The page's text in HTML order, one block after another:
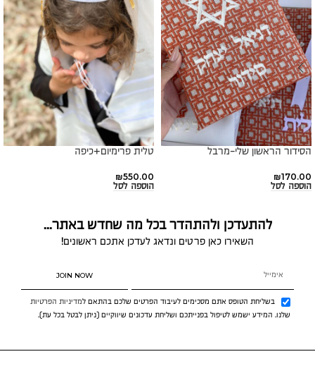
הסידור הראשון שלי-מרבל
₪170.00
הוספה לסל
טלית פרימיום+כיפה
₪550.00
הוספה לסל
להתעדכן ולהתהדר בכל מה שחדש באתר...
השאירו כאן פרטים ונדאג לעדכן אתכם ראשונים!
בשליחת הטופס אתם מסכימים לעיבוד הפרטים שלכם בהתאם למדיניות הפרטיות
שלנו. המידע ישמש לטיפול בפנייתכם ושליחת עדכונים שיווקיים (ניתן לבטל בכל עת).
JOIN NOW